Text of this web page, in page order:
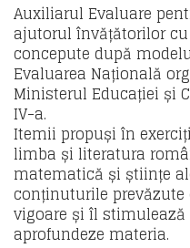
Auxiliarul Evaluare
ajutorul învățătorilor cu
concepute după
Evaluarea Națională
Ministerul Educației și
IV-a.
Itemii propuși în
limba și literatura
matematică și științe
conținuturile
vigoare și îl stimulează
aprofundeze materia.